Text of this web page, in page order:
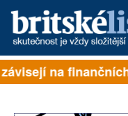
PŘIHLÁSIT
na